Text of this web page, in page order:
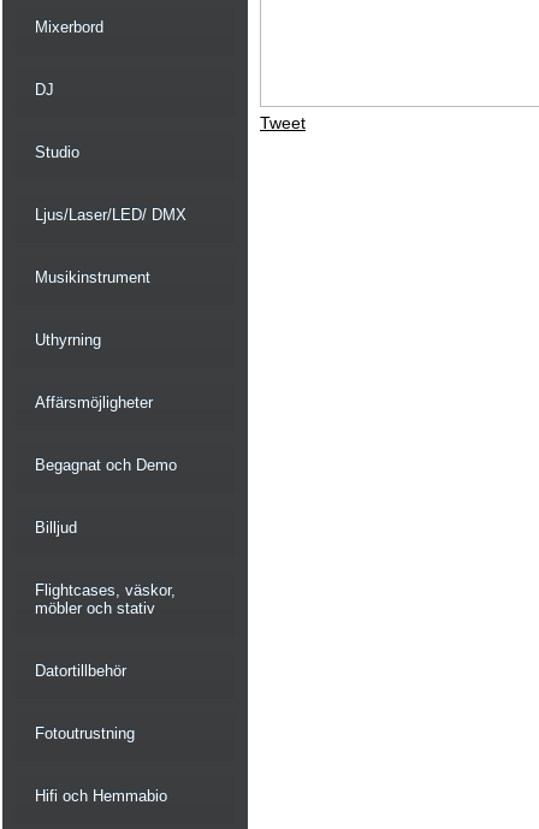
Mixerbord
DJ
Studio
Ljus/Laser/LED/ DMX
Musikinstrument
Uthyrning
Affärsmöjligheter
Begagnat och Demo
Billjud
Flightcases, väskor,
möbler och stativ
Datortillbehör
Fotoutrustning
Hifi och Hemmabio
Tweet